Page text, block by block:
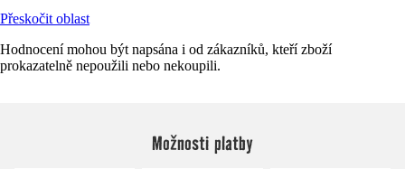
Přeskočit oblast
Hodnocení mohou být napsána i od zákazníků, kteří zboží
prokazatelně nepoužili nebo nekoupili.
Možnosti platby